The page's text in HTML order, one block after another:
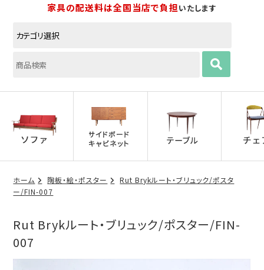
家具の配送料は全国当店で負担いたします
ホーム 陶板・絵・ポスター
Rut Brykルート・ブリュック/ポスタ
ー/FIN-007
Rut Brykルート・ブリュック/ポスター/FIN-
007